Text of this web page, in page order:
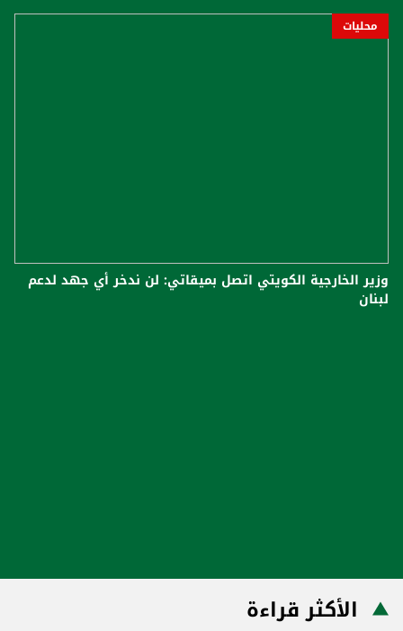
محليات
وزير الخارجية الكويتي اتصل بميقاتي: لن ندخر أي جهد لدعم
لبنان
الأكثر قراءة